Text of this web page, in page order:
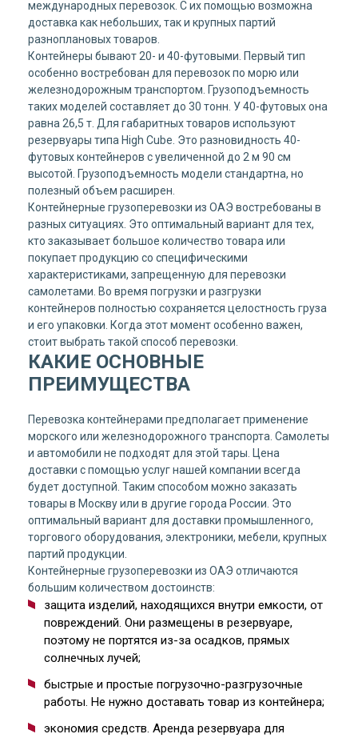
международных перевозок. С их помощью возможна
доставка как небольших, так и крупных партий
разноплановых товаров.
Контейнеры бывают 20- и 40-футовыми. Первый тип
особенно востребован для перевозок по морю или
железнодорожным транспортом. Грузоподъемность
таких моделей составляет до 30 тонн. У 40-футовых она
равна 26,5 т. Для габаритных товаров используют
резервуары типа High Cube. Это разновидность 40-
футовых контейнеров с увеличенной до 2 м 90 см
высотой. Грузоподъемность модели стандартна, но
полезный объем расширен.
Контейнерные грузоперевозки из ОАЭ востребованы в
разных ситуациях. Это оптимальный вариант для тех,
кто заказывает большое количество товара или
покупает продукцию со специфическими
характеристиками, запрещенную для перевозки
самолетами. Во время погрузки и разгрузки
контейнеров полностью сохраняется целостность груза
и его упаковки. Когда этот момент особенно важен,
стоит выбрать такой способ перевозки.
КАКИЕ ОСНОВНЫЕ
ПРЕИМУЩЕСТВА
Перевозка контейнерами предполагает применение
морского или железнодорожного транспорта. Самолеты
и автомобили не подходят для этой тары. Цена
доставки с помощью услуг нашей компании всегда
будет доступной. Таким способом можно заказать
товары в Москву или в другие города России. Это
оптимальный вариант для доставки промышленного,
торгового оборудования, электроники, мебели, крупных
партий продукции.
Контейнерные грузоперевозки из ОАЭ отличаются
большим количеством достоинств:
защита изделий, находящихся внутри емкости, от
повреждений. Они размещены в резервуаре,
поэтому не портятся из-за осадков, прямых
солнечных лучей;
быстрые и простые погрузочно-разгрузочные
работы. Не нужно доставать товар из контейнера;
экономия средств. Аренда резервуара для